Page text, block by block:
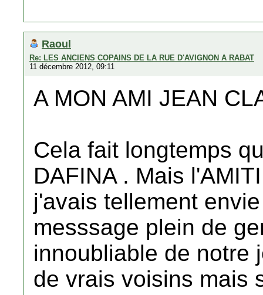
Raoul
Re: LES ANCIENS COPAINS DE LA RUE D'AVIGNON A RABAT
11 décembre 2012, 09:11
A MON AMI JEAN
Cela fait longtemps
DAFINA . Mais
j'avais tellement
messsage plein de
innoubliable de notre
de vrais voisins mais